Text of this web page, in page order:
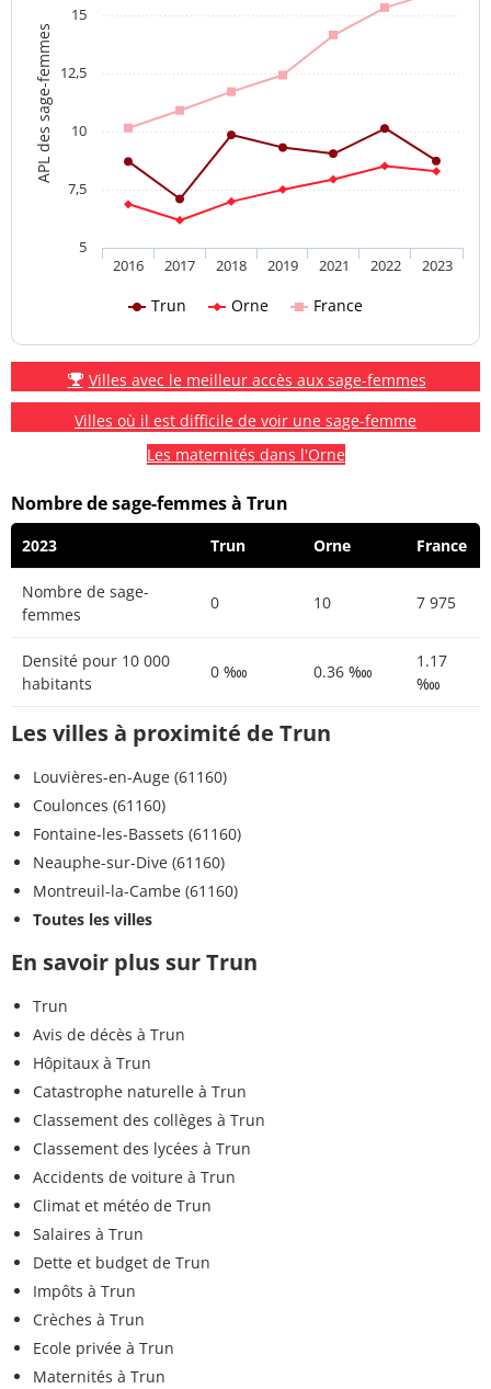
APL des sage-femmes
Trun Orne France
2016 2017 2018 2019 2021 2022 2023
5
7,5
10
12,5
15
Villes avec le meilleur accès aux sage-femmes
Villes où il est difficile de voir une sage-femme
Les maternités dans l'Orne
Nombre de sage-femmes à Trun
2023 Trun Orne France
Nombre de sage-
femmes
0 10 7 975
Densité pour 10 000
habitants
0 ‱ 0.36 ‱
1.17
‱
Les villes à proximité de Trun
Louvières-en-Auge (61160)
Coulonces (61160)
Fontaine-les-Bassets (61160)
Neauphe-sur-Dive (61160)
Montreuil-la-Cambe (61160)
Toutes les villes
En savoir plus sur Trun
Trun
Avis de décès à Trun
Hôpitaux à Trun
Catastrophe naturelle à Trun
Classement des collèges à Trun
Classement des lycées à Trun
Accidents de voiture à Trun
Climat et météo de Trun
Salaires à Trun
Dette et budget de Trun
Impôts à Trun
Crèches à Trun
Ecole privée à Trun
Maternités à Trun